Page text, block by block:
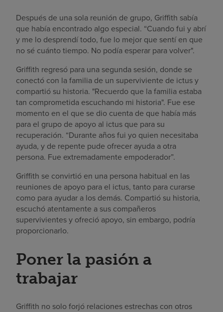
Después de una sola reunión de grupo, Griffith sabía
que había encontrado algo especial. “Cuando fui y abrí
y me lo desprendí todo, fue lo mejor que sentí en que
no sé cuánto tiempo. No podía esperar para volver".
Griffith regresó para una segunda sesión, donde se
conectó con la familia de un superviviente de ictus y
compartió su historia. "Recuerdo que la familia estaba
tan comprometida escuchando mi historia". Fue ese
momento en el que se dio cuenta de que había más
para el grupo de apoyo al ictus que para su
recuperación. “Durante años fui yo quien necesitaba
ayuda, y de repente pude ofrecer ayuda a otra
persona. Fue extremadamente empoderador”.
Griffith se convirtió en una persona habitual en las
reuniones de apoyo para el ictus, tanto para curarse
como para ayudar a los demás. Compartió su historia,
escuchó atentamente a sus compañeros
supervivientes y ofreció apoyo, sin embargo, podría
proporcionarlo.
Poner la pasión a
trabajar
Griffith no solo forjó relaciones estrechas con otros